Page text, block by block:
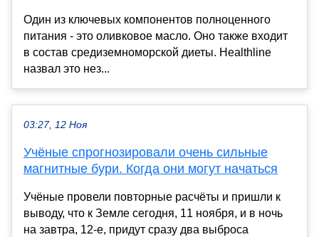
Один из ключевых компонентов полноценного
питания - это оливковое масло. Оно также входит
в состав средиземноморской диеты. Healthline
назвал это нез...
03:27, 12 Ноя
Учёные спрогнозировали очень сильные
магнитные бури. Когда они могут начаться
Учёные провели повторные расчёты и пришли к
выводу, что к Земле сегодня, 11 ноября, и в ночь
на завтра, 12-е, придут сразу два выброса